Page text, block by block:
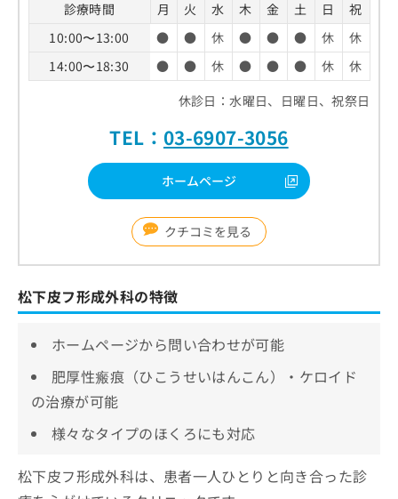
診療時間 月 火 水 木 金 土 日
祝
10:00〜13:00
● ● 休 ● ● ● 休
休
14:00〜18:30
● ● 休 ● ● ● 休
休
休診日：水曜日、日曜日、祝祭日
TEL： 03-6907-3056
ホームページ
クチコミを見る
松下皮フ形成外科の特徴
ホームページから問い合わせが可能
肥厚性瘢痕（ひこうせいはんこん）・ケロイド
の治療が可能
様々なタイプのほくろにも対応
松下皮フ形成外科は、患者一人ひとりと向き合った診